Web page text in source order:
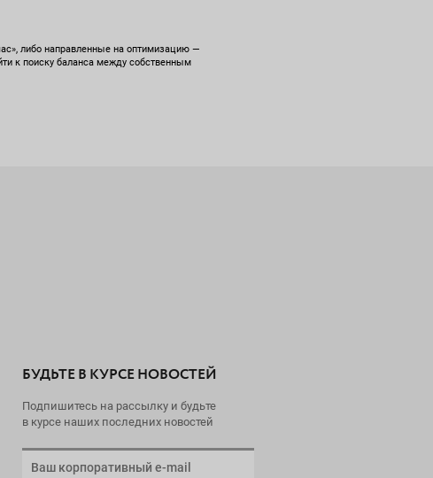
либо направленные на оптимизацию —
к поиску баланса между собственным
БУДЬТЕ В КУРСЕ НОВОСТЕЙ
Подпишитесь на рассылку и будьте
в курсе наших последних новостей